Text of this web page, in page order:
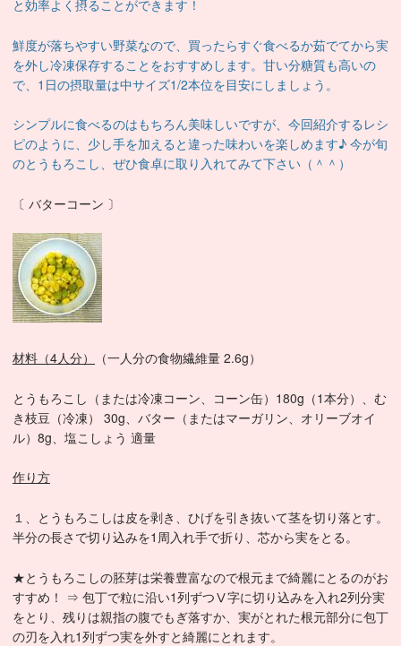
と効率よく摂ることができます！
鮮度が落ちやすい野菜なので、買ったらすぐ食べるか茹でてから実
を外し冷凍保存することをおすすめします。甘い分糖質も高いの
で、1日の摂取量は中サイズ1/2本位を目安にしましょう。
シンプルに食べるのはもちろん美味しいですが、今回紹介するレシ
ピのように、少し手を加えると違った味わいを楽しめます♪ 今が旬
のとうもろこし、ぜひ食卓に取り入れてみて下さい（＾＾）
〔 バターコーン 〕
材料（4人分） （一人分の食物繊維量 2.6g）
とうもろこし（または冷凍コーン、コーン缶）180g（1本分）、む
き枝豆（冷凍） 30g、バター（またはマーガリン、オリーブオイ
ル）8g、塩こしょう 適量
作り方
１、とうもろこしは皮を剥き、ひげを引き抜いて茎を切り落とす。
半分の長さで切り込みを1周入れ手で折り、芯から実をとる。
★とうもろこしの胚芽は栄養豊富なので根元まで綺麗にとるのがお
すすめ！ ⇒ 包丁で粒に沿い1列ずつⅤ字に切り込みを入れ2列分実
をとり、残りは親指の腹でもぎ落すか、実がとれた根元部分に包丁
の刃を入れ1列ずつ実を外すと綺麗にとれます。